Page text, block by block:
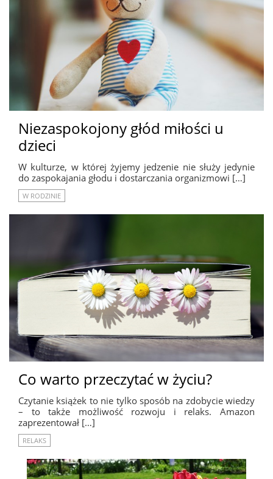
Niezaspokojony głód miłości u
dzieci
W kulturze, w której żyjemy jedzenie nie służy jedynie
do zaspokajania głodu i dostarczania organizmowi […]
W RODZINIE
Co warto przeczytać w życiu?
Czytanie książek to nie tylko sposób na zdobycie wiedzy
– to także możliwość rozwoju i relaks. Amazon
zaprezentował […]
RELAKS